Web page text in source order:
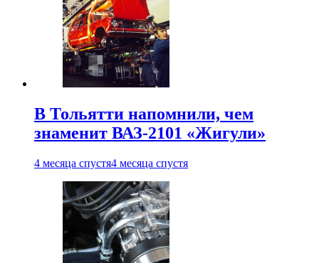
В Тольятти напомнили, чем
знаменит ВАЗ-2101 «Жигули»
4 месяца спустя4 месяца спустя